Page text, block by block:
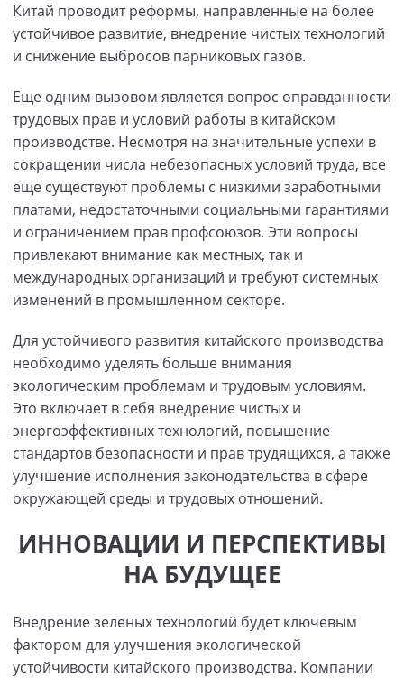
Китай проводит реформы, направленные на более
устойчивое развитие, внедрение чистых технологий
и снижение выбросов парниковых газов.
Еще одним вызовом является вопрос оправданности
трудовых прав и условий работы в китайском
производстве. Несмотря на значительные успехи в
сокращении числа небезопасных условий труда, все
еще существуют проблемы с низкими заработными
платами, недостаточными социальными гарантиями
и ограничением прав профсоюзов. Эти вопросы
привлекают внимание как местных, так и
международных организаций и требуют системных
изменений в промышленном секторе.
Для устойчивого развития китайского производства
необходимо уделять больше внимания
экологическим проблемам и трудовым условиям.
Это включает в себя внедрение чистых и
энергоэффективных технологий, повышение
стандартов безопасности и прав трудящихся, а также
улучшение исполнения законодательства в сфере
окружающей среды и трудовых отношений.
ИННОВАЦИИ И ПЕРСПЕКТИВЫ
НА БУДУЩЕЕ
Внедрение зеленых технологий будет ключевым
фактором для улучшения экологической
устойчивости китайского производства. Компании